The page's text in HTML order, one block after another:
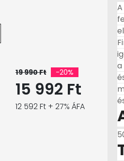
19 990 Ft -20%
15 992 Ft
12 592 Ft + 27% ÁFA
a